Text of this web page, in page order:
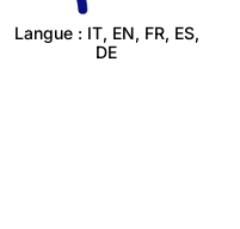
Langue : IT, EN, FR, ES,
DE